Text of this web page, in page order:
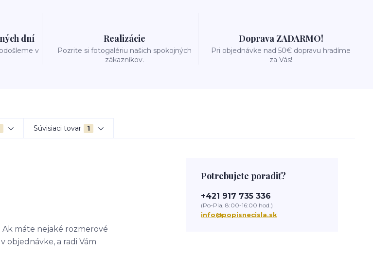
dní
v
Realizácie
Pozrite si fotogalériu našich spokojných
zákazníkov.
Doprava ZADARMO!
Pri objednávke nad 50€ dopravu hradíme
za Vás!
Súvisiaci tovar 1
Ak máte nejaké rozmerové
objednávke, a radi Vám
Potrebujete poradiť?
+421 917 735 336
(Po-Pia, 8:00-16:00 hod.)
info@popisnecisla.sk